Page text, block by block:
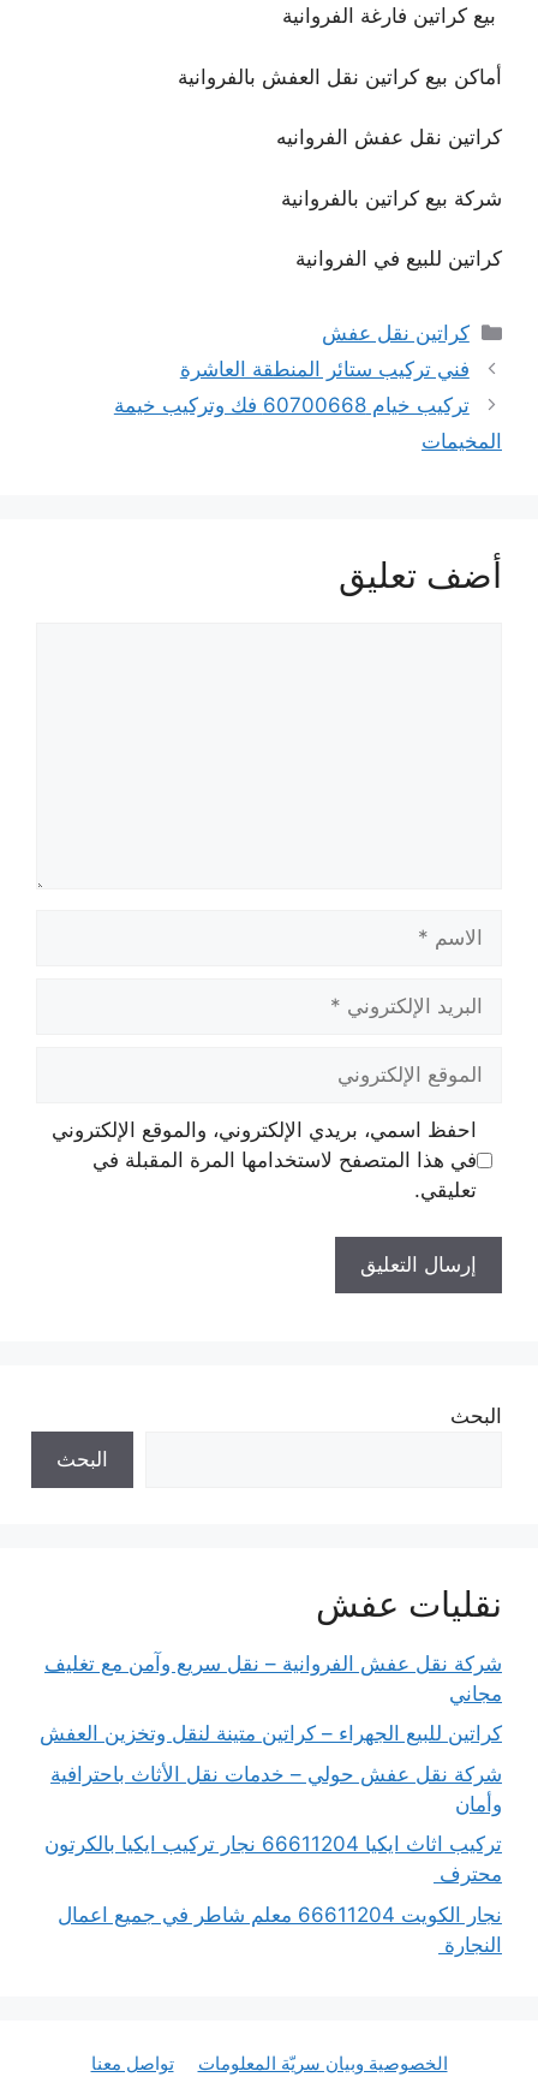
بيع كراتين فارغة الفروانية
أماكن بيع كراتين نقل العفش بالفروانية
كراتين نقل عفش الفروانيه
شركة بيع كراتين بالفروانية
كراتين للبيع في الفروانية
التصنيفات
كراتين نقل عفش
فني تركيب ستائر المنطقة العاشرة
تركيب خيام 60700668 فك وتركيب خيمة
المخيمات
أضف تعليق
الاسم
البريد
الإلكتروني
الموقع
الإلكتروني
احفظ اسمي، بريدي الإلكتروني، والموقع الإلكتروني
في هذا المتصفح لاستخدامها المرة المقبلة في
تعليقي.
البحث
البحث
نقليات عفش
شركة نقل عفش الفروانية – نقل سريع وآمن مع تغليف
مجاني
كراتين للبيع الجهراء – كراتين متينة لنقل وتخزين العفش
شركة نقل عفش حولي – خدمات نقل الأثاث باحترافية
وأمان
تركيب اثاث ايكيا 66611204 نجار تركيب ايكيا بالكرتون
محترف
نجار الكويت 66611204 معلم شاطر في جميع اعمال
النجارة
الخصوصية وبيان سريّة المعلومات تواصل معنا